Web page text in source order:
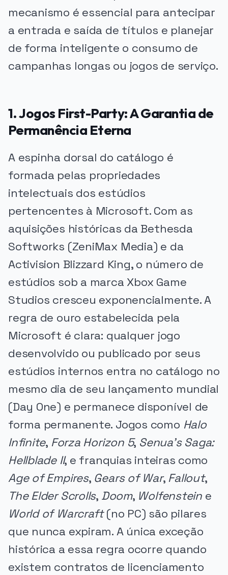
mecanismo é essencial para antecipar
a entrada e saída de títulos e planejar
de forma inteligente o consumo de
campanhas longas ou jogos de serviço.
1. Jogos First-Party: A Garantia de
Permanência Eterna
A espinha dorsal do catálogo é
formada pelas propriedades
intelectuais dos estúdios
pertencentes à Microsoft. Com as
aquisições históricas da Bethesda
Softworks (ZeniMax Media) e da
Activision Blizzard King, o número de
estúdios sob a marca Xbox Game
Studios cresceu exponencialmente. A
regra de ouro estabelecida pela
Microsoft é clara: qualquer jogo
desenvolvido ou publicado por seus
estúdios internos entra no catálogo no
mesmo dia de seu lançamento mundial
(Day One) e permanece disponível de
forma permanente. Jogos como Halo
Infinite, Forza Horizon 5, Senua's Saga:
Hellblade II, e franquias inteiras como
Age of Empires, Gears of War, Fallout,
The Elder Scrolls, Doom, Wolfensteine
World of Warcraft(no PC) são pilares
que nunca expiram. A única exceção
histórica a essa regra ocorre quando
existem contratos de licenciamento